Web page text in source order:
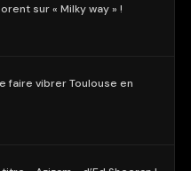
sur « Milky way » !
faire vibrer Toulouse en